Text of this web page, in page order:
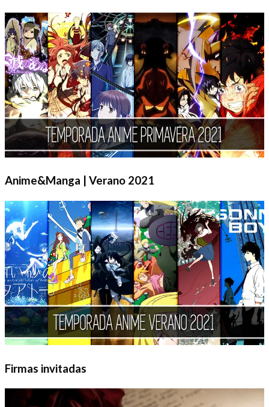
Anime&Manga | Verano 2021
Firmas invitadas